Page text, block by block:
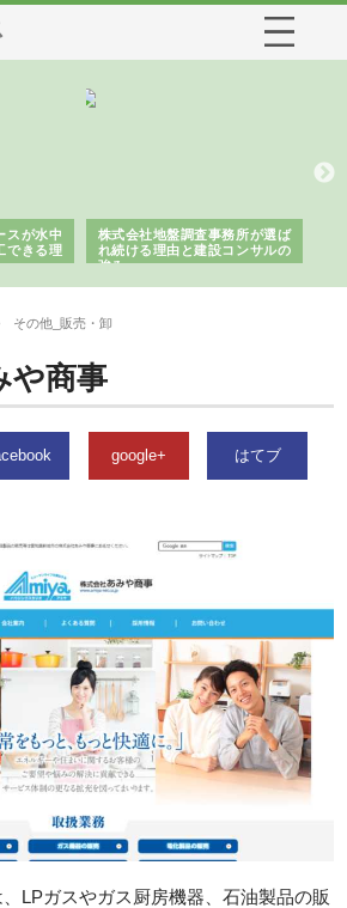
スが水中
できる理
株式会社地盤調査事務所が選ば
れ続ける理由と建設コンサルの
強み
その他_販売・卸
や商事
google+ はてブ
、LPガスやガス厨房機器、石油製品の販